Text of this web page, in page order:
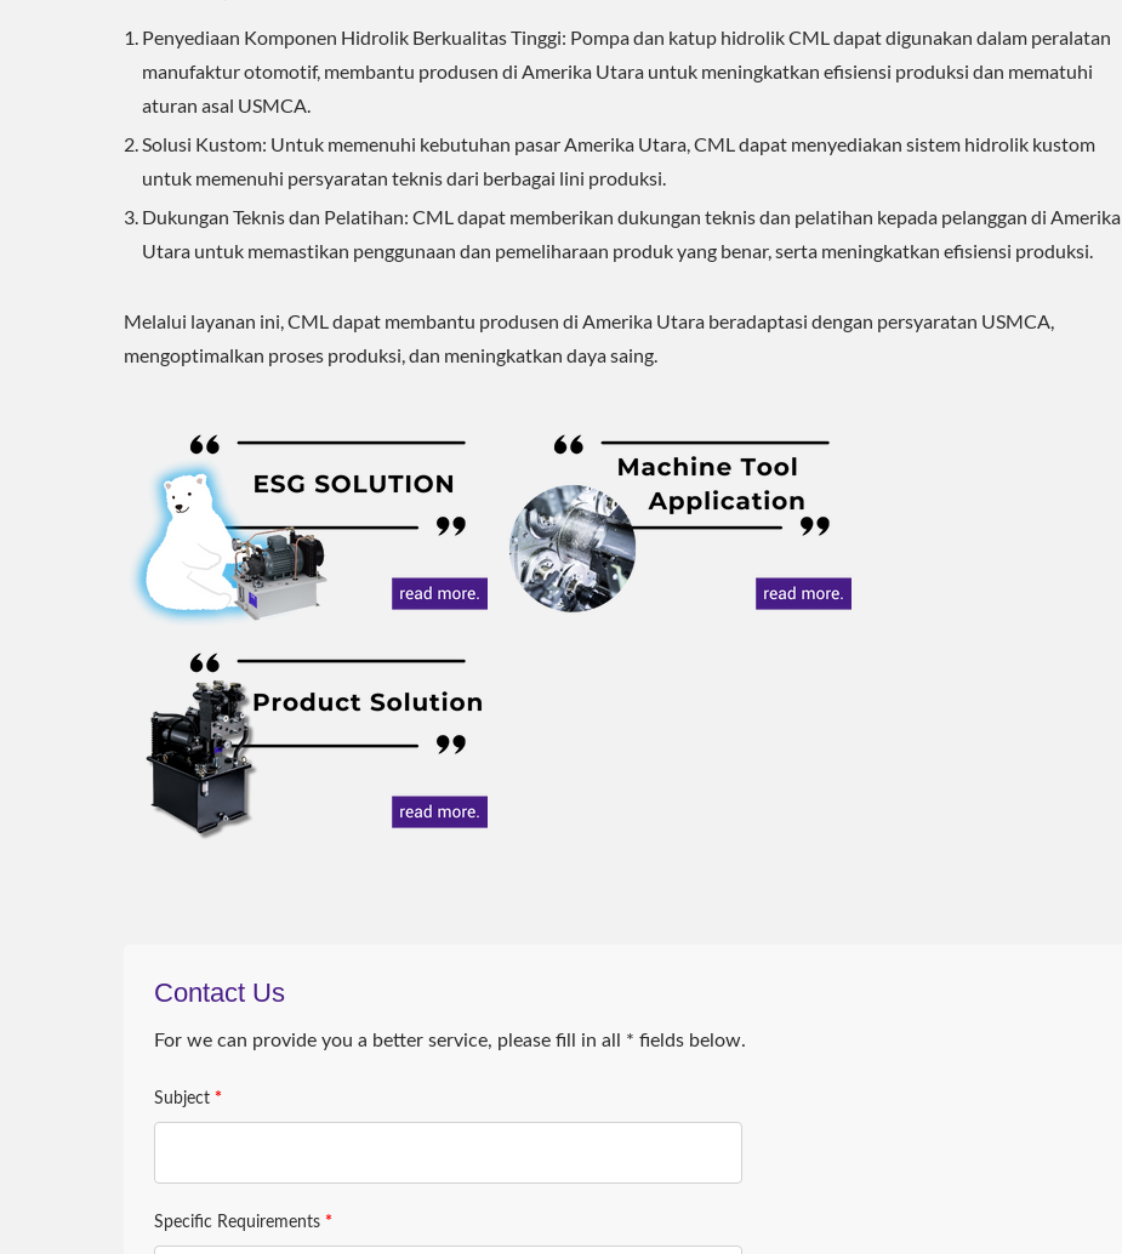
Penyediaan Komponen Hidrolik Berkualitas Tinggi: Pompa dan katup hidrolik CML dapat digunakan dalam peralatan
manufaktur otomotif, membantu produsen di Amerika Utara untuk meningkatkan efisiensi produksi dan mematuhi
aturan asal USMCA.
Solusi Kustom: Untuk memenuhi kebutuhan pasar Amerika Utara, CML dapat menyediakan sistem hidrolik kustom
untuk memenuhi persyaratan teknis dari berbagai lini produksi.
Dukungan Teknis dan Pelatihan: CML dapat memberikan dukungan teknis dan pelatihan kepada pelanggan di Amerika
Utara untuk memastikan penggunaan dan pemeliharaan produk yang benar, serta meningkatkan efisiensi produksi.
Melalui layanan ini, CML dapat membantu produsen di Amerika Utara beradaptasi dengan persyaratan USMCA,
mengoptimalkan proses produksi, dan meningkatkan daya saing.